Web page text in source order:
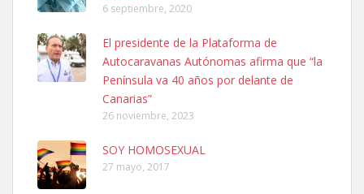
SHIBA PERDIDO AVDA JOSE MESA Y LOPEZ
PERRO MACHO RAZA SHIBA CON MICROCHIP PERDIDO HOY
06/07/2025 ZONA MESA Y LOPEZ. ES MUY ASUSTADIZO
Leales.org » Gran Canaria
6.7.2025
6 septiembre, 2020
El presidente de la Plataforma de
Autocaravanas Autónomas afirma que “la
Península va 40 años por delante de
Canarias”
26 noviembre, 2023
SOY HOMOSEXUAL
27 mayo, 2017